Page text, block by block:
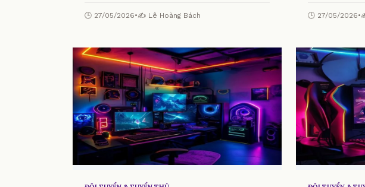
mềm bất ngờ từ chuyên gia.
🕒 27/05/2026•✍️ Lê Hoàng Bách
chuyên gia.
🕒 27/05/2026•